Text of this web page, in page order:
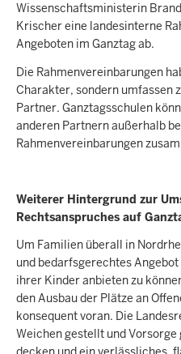
Wissenschaftsministerin
Krischer eine landesinterne
Angeboten im Ganztag ab.
Die Rahmenvereinbarungen
Charakter, sondern umfassen
Partner. Ganztagsschulen
anderen Partnern außerhalb
Rahmenvereinbarungen
Weiterer Hintergrund zur
Rechtsanspruches auf
Um Familien überall in
und bedarfsgerechtes
ihrer Kinder anbieten zu
den Ausbau der Plätze an
konsequent voran. Die
Weichen gestellt und